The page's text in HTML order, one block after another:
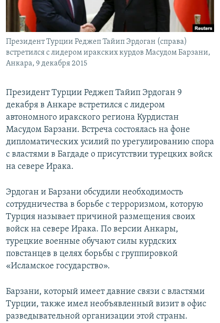
ПОБЕДИТЕЛЕЙ НЕ СУДЯТ?
КРЫМ.НЕПОКОРЕННЫЙ
ELIFBE
УКРАИНСКАЯ ПРОБЛЕМА КРЫМА
ПРИСОЕДИНЯЙТЕСЬ!
Президент Турции Реджеп Тайип Эрдоган (справа)
встретился с лидером иракских курдов Масудом Барзани,
Анкара, 9 декабря 2015
Президент Турции Реджеп Тайип Эрдоган 9
декабря в Анкаре встретился с лидером
автономного иракского региона Курдистан
Масудом Барзани. Встреча состоялась на фоне
дипломатических усилий по урегулированию спора
с властями в Багдаде о присутствии турецких войск
на севере Ирака.
Эрдоган и Барзани обсудили необходимость
сотрудничества в борьбе с терроризмом, которую
Турция называет причиной размещения своих
войск на севере Ирака. По версии Анкары,
турецкие военные обучают силы курдских
повстанцев в целях борьбы с группировкой
«Исламское государство».
Барзани, который имеет давние связи с властями
Турции, также имел необъявленный визит в офис
разведывательной организации этой страны.